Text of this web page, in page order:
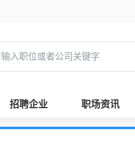
招聘企业 职场资讯